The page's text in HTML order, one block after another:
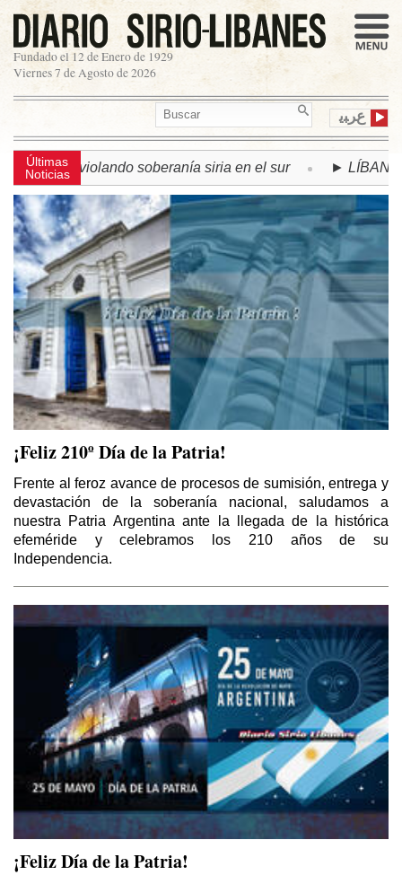
Fundado el 12 de Enero de 1929
Viernes 7 de Agosto de 2026
ﻉﺮﺒﻳ
Últimas
Noticias
violando soberanía siria en el sur ► LÍBANO | Se
¡Feliz 210º Día de la Patria!
Frente al feroz avance de procesos de sumisión, entrega y
devastación de la soberanía nacional, saludamos a
nuestra Patria Argentina ante la llegada de la histórica
efeméride y celebramos los 210 años de su
Independencia.
¡Feliz Día de la Patria!